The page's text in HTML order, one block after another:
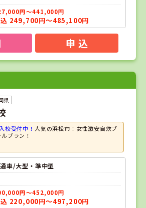
円～441,000円
249,700円～485,100円
申 込
県
校受付中！ 人気の浜松市！女性激安自炊プ
プラン！
車/大型・準中型
円～452,000円
220,000円～497,200円